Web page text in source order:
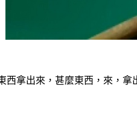
西拿出來，甚麼東西，來，拿